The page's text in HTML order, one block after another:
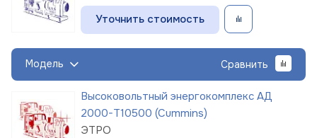
Уточнить стоимость
Модель Сравнить
Высоковольтный энергокомплекс АД
2000-Т10500 (Cummins)
ЭТРО